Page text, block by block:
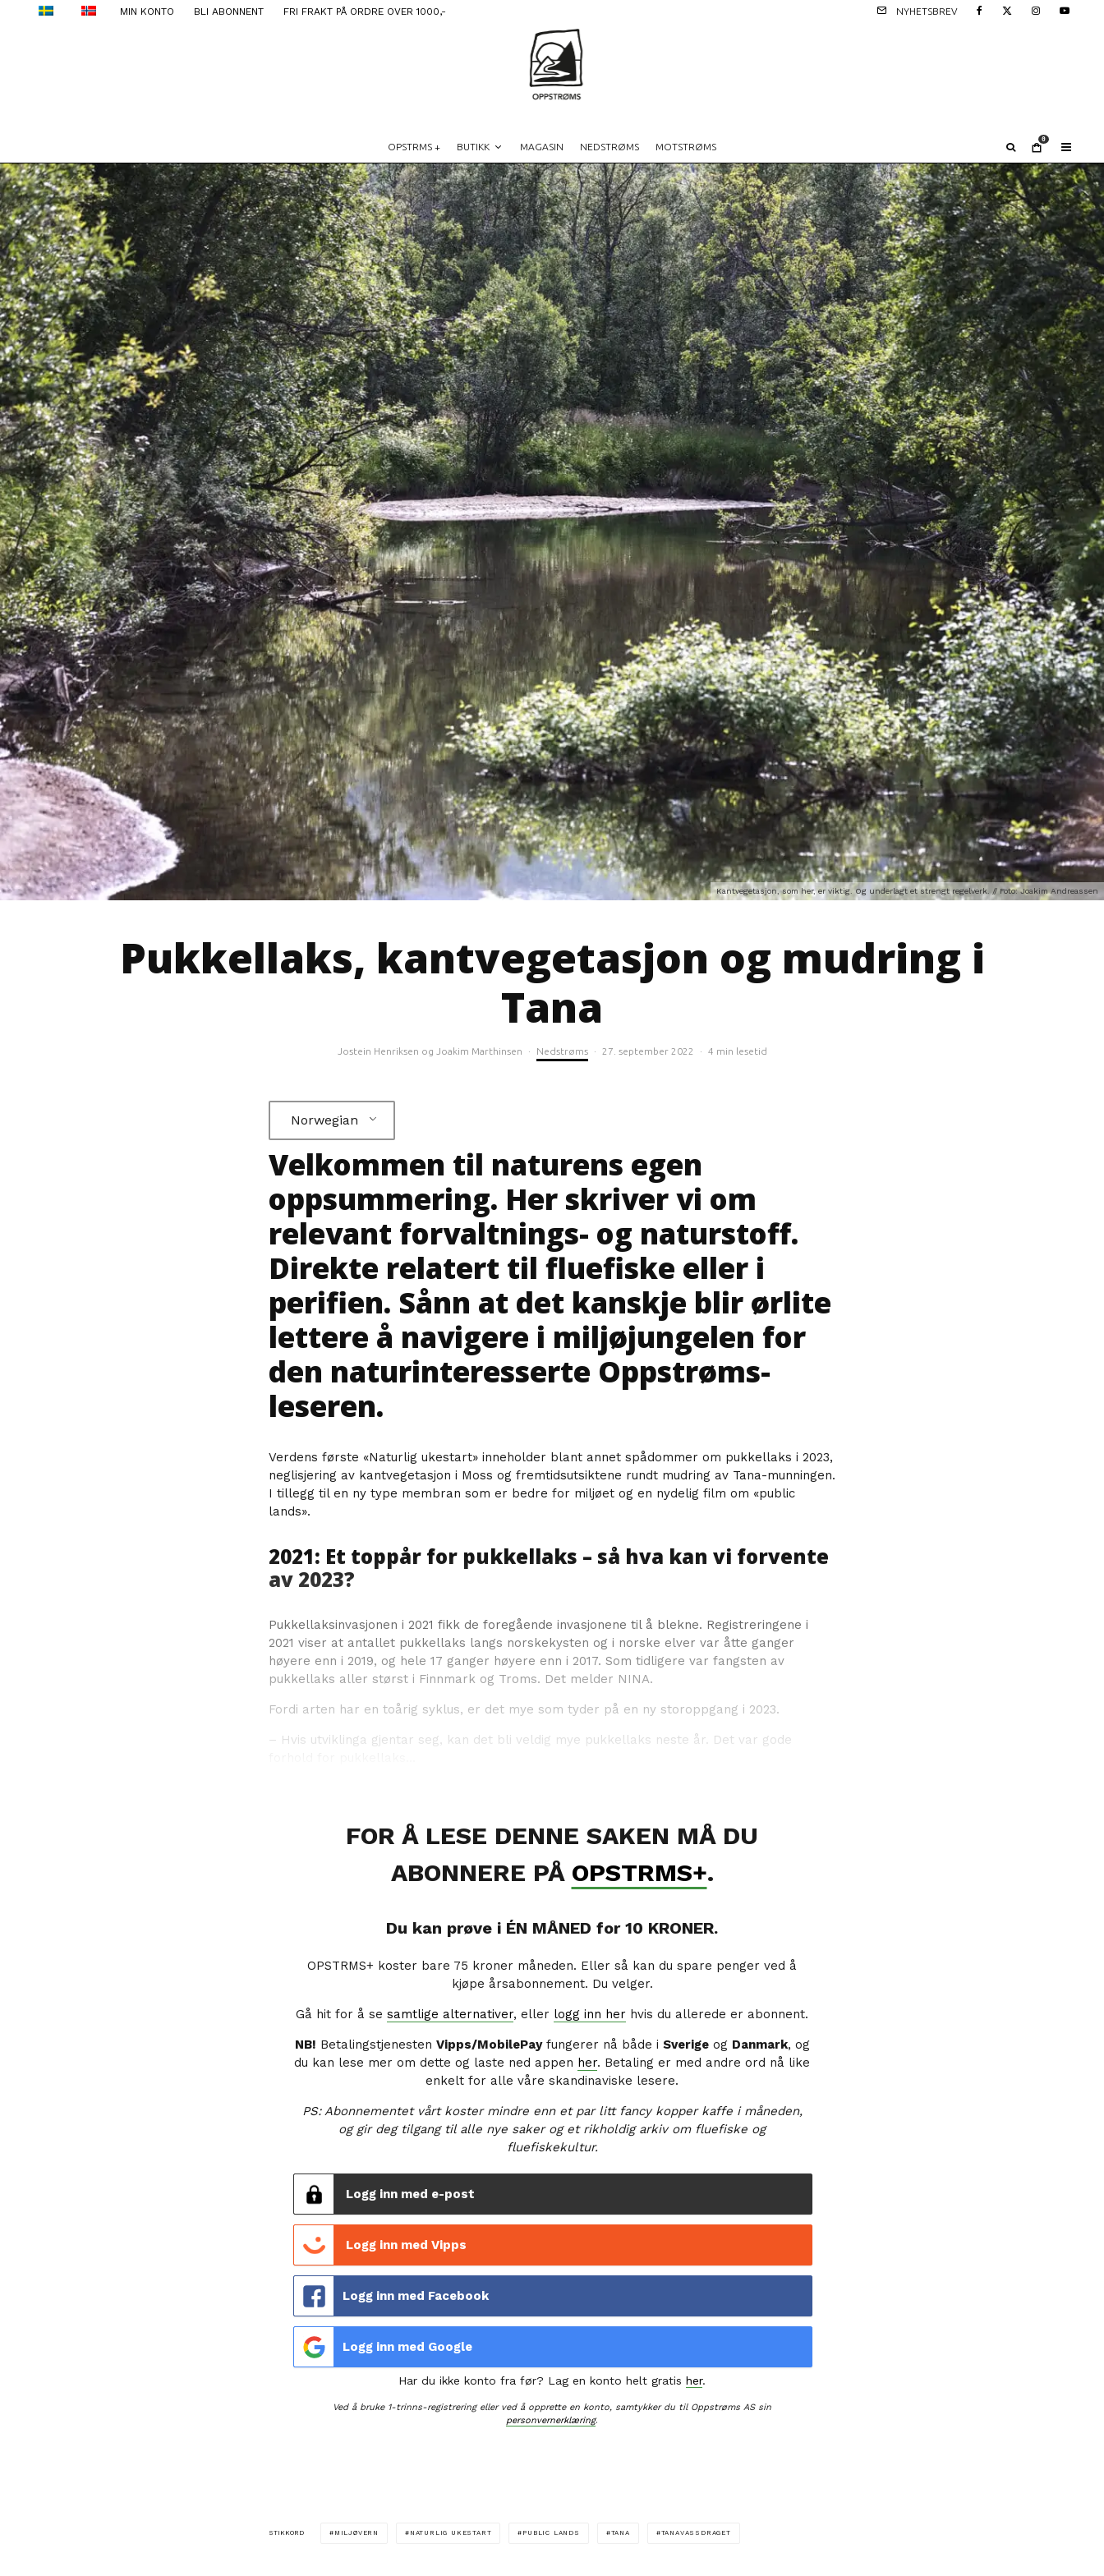
MIN KONTO BLI ABONNENT FRI FRAKT PÅ ORDRE OVER 1000,- NYHETSBREV
OPSTRMS + BUTIKK MAGASIN NEDSTRØMS MOTSTRØMS
0
Kantvegetasjon, som her, er viktig. Og underlagt et strengt regelverk. // Foto: Joakim Andreassen
Pukkellaks, kantvegetasjon og mudring i
Tana
Jostein Henriksen og Joakim Marthinsen · Nedstrøms · 27. september 2022 · 4 min lesetid
Norwegian
Velkommen til naturens egen
oppsummering. Her skriver vi om
relevant forvaltnings- og naturstoff.
Direkte relatert til fluefiske eller i
perifien. Sånn at det kanskje blir ørlite
lettere å navigere i miljøjungelen for
den naturinteresserte Oppstrøms-
leseren.
Verdens første «Naturlig ukestart» inneholder blant annet spådommer om pukkellaks i 2023,
neglisjering av kantvegetasjon i Moss og fremtidsutsiktene rundt mudring av Tana-munningen.
I tillegg til en ny type membran som er bedre for miljøet og en nydelig film om «public
lands».
2021: Et toppår for pukkellaks – så hva kan vi forvente
av 2023?
Pukkellaksinvasjonen i 2021 fikk de foregående invasjonene til å blekne. Registreringene i
2021 viser at antallet pukkellaks langs norskekysten og i norske elver var åtte ganger
høyere enn i 2019, og hele 17 ganger høyere enn i 2017. Som tidligere var fangsten av
pukkellaks aller størst i Finnmark og Troms. Det melder NINA.
Fordi arten har en toårig syklus, er det mye som tyder på en ny storoppgang i 2023.
– Hvis utviklinga gjentar seg, kan det bli veldig mye pukkellaks neste år. Det var gode
FOR Å LESE DENNE SAKEN MÅ DU
ABONNERE PÅ OPSTRMS+.
Du kan prøve i ÉN MÅNED for 10 KRONER.
OPSTRMS+ koster bare 75 kroner måneden. Eller så kan du spare penger ved å
kjøpe årsabonnement. Du velger.
Gå hit for å se samtlige alternativer, eller logg inn her hvis du allerede er abonnent.
NB! Betalingstjenesten Vipps/MobilePayfungerer nå både i Sverigeog Danmark, og
du kan lese mer om dette og laste ned appen her. Betaling er med andre ord nå like
enkelt for alle våre skandinaviske lesere.
PS: Abonnementet vårt koster mindre enn et par litt fancy kopper kaffe i måneden,
og gir deg tilgang til alle nye saker og et rikholdig arkiv om fluefiske og
fluefiskekultur.
Logg inn med e-post
Logg inn med Vipps
Logg inn med Facebook
Logg inn med Google
Har du ikke konto fra før? Lag en konto helt gratis her.
Ved å bruke 1-trinns-registrering eller ved å opprette en konto, samtykker du til Oppstrøms AS sin
personvernerklæring.
STIKKORD MILJØVERN NATURLIG UKESTART PUBLIC LANDS TANA TANAVASSDRAGET